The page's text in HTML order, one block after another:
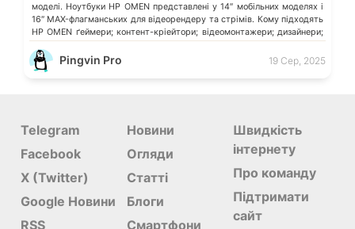
моделі. Ноутбуки HP OMEN представлені у 14″ мобільних моделях і
16″ MAX-флагманських для відеорендеру та стрімів. Кому підходять
HP OMEN ґеймери; контент-кріейтори; відеомонтажери; дизайнери;
[…]
Pingvin Pro 19 Сер, 2025
Telegram
Facebook
X (Twitter)
Google Новини
RSS
Новини
Огляди
Статті
Блоги
Смартфони
Швидкість
інтернету
Про команду
Підтримати
сайт